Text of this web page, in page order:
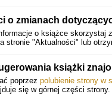
o zmianach
o książce skorzystaj
stronie "Aktualności" lub
książki
poprzez polubienie strony w
się w górnej części strony.